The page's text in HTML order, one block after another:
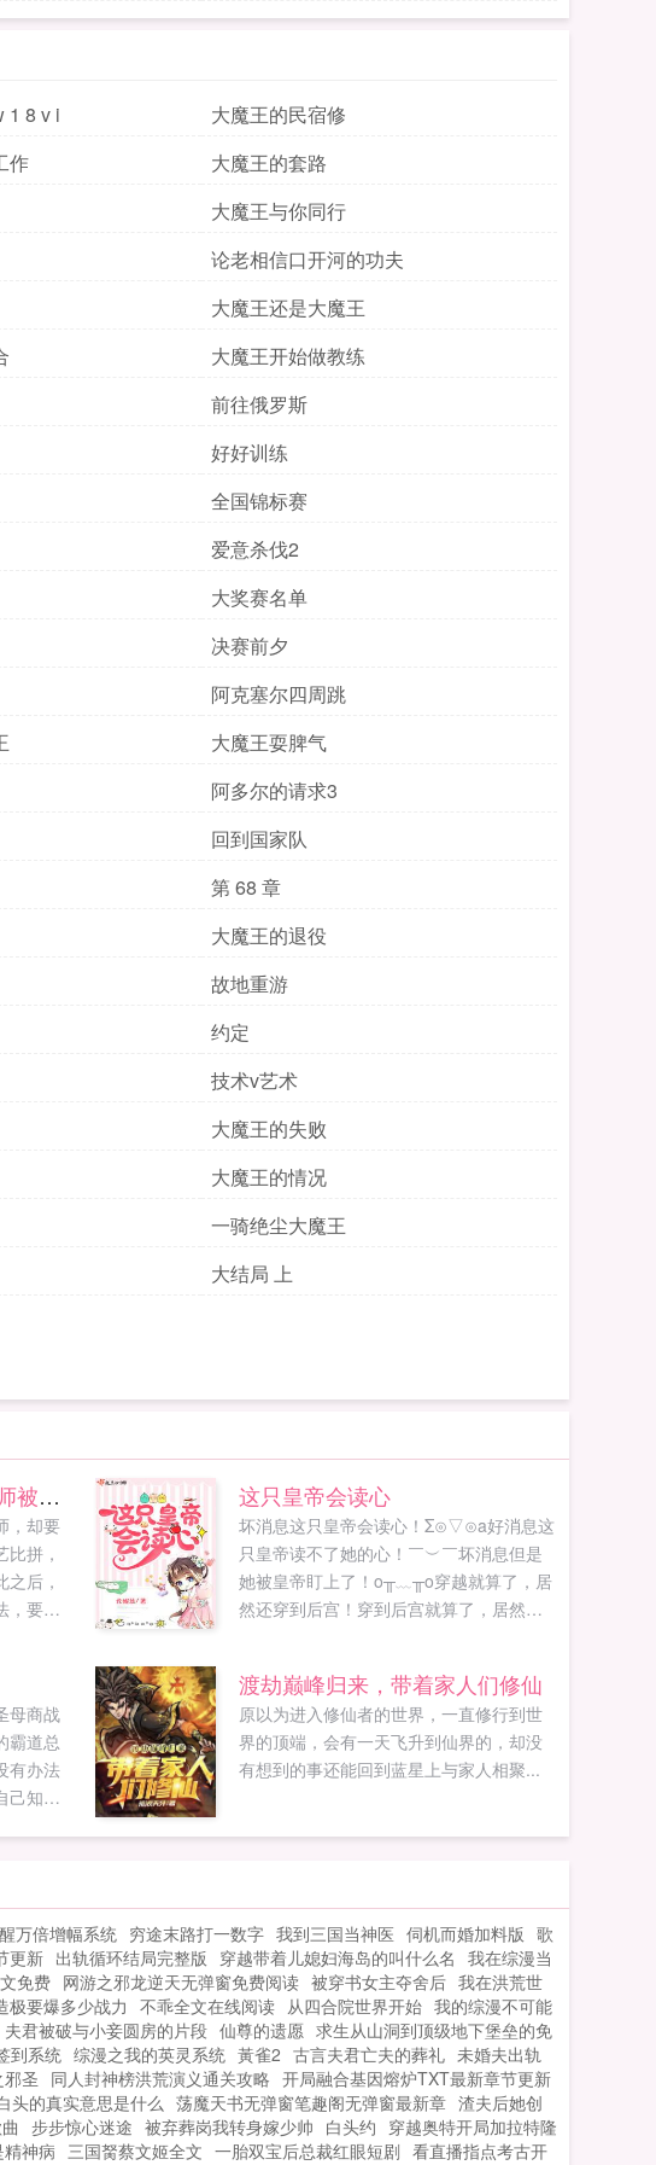
冲绳一遇大魔王w 1 8 v i
大魔王的民宿修
作
大魔王的套路
大魔王与你同行
论老相信口开河的功夫
大魔王还是大魔王
大魔王开始做教练
前往俄罗斯
好好训练
全国锦标赛
爱意杀伐2
大奖赛名单
决赛前夕
阿克塞尔四周跳
大魔王耍脾气
阿多尔的请求3
回到国家队
第 68 章
大魔王的退役
故地重游
约定
技术v艺术
大魔王的失败
大魔王的情况
一骑绝尘大魔王
大结局 上
为妹妹幼儿园当大厨，老师被馋哭
，却要
拼，
后，
，要吃
办法
站妇幼
这只皇帝会读心
坏消息这只皇帝会读心！Σ⊙▽⊙a好消息这
只皇帝读不了她的心！￣︶￣坏消息但是
她被皇帝盯上了！o╥﹏╥o穿越就算了，居
然还穿到后宫！穿到后宫就算了，居然还
生。皇帝明昭你不要对朕心存妄想！阿荼
好滴好滴一段时间过后皇帝明昭朕对你心
有妄想。阿荼这个皇帝有猫病！如果您喜
欢这只皇帝会读心，别忘记分享给朋友...
母商战
霸道总
有办法
己知道
杀。在
渡劫巅峰归来，带着家人们修仙
原以为进入修仙者的世界，一直修行到世
界的顶端，会有一天飞升到仙界的，却没
有想到的事还能回到蓝星上与家人相聚...
万倍增幅系统 穷途末路打一数字 我到三国当神医 伺机而婚加料版 歌
更新 出轨循环结局完整版 穿越带着儿媳妇海岛的叫什么名 我在综漫当
免费 网游之邪龙逆天无弹窗免费阅读 被穿书女主夺舍后 我在洪荒世
极要爆多少战力 不乖全文在线阅读 从四合院世界开始 我的综漫不可能
夫君被破与小妾圆房的片段 仙尊的遗愿 求生从山洞到顶级地下堡垒的免
到系统 综漫之我的英灵系统 黃雀2 古言夫君亡夫的葬礼 未婚夫出轨
邪圣 同人封神榜洪荒演义通关攻略 开局融合基因熔炉TXT最新章节更新
头的真实意思是什么 荡魔天书无弹窗笔趣阁无弹窗最新章 渣夫后她创
步步惊心迷途 被弃葬岗我转身嫁少帅 白头约 穿越奥特开局加拉特隆
神病 三国胬蔡文姬全文 一胎双宝后总裁红眼短剧 看直播指点考古开